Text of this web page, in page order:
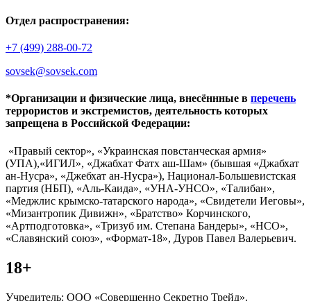
Отдел распространения:
+7 (499) 288-00-72
sovsek@sovsek.com
*Организации и физические лица, внесённные в перечень
террористов и экстремистов, деятельность которых
запрещена в Российской Федерации:
«Правый сектор», «Украинская повстанческая армия»
(УПА),«ИГИЛ», «Джабхат Фатх аш-Шам» (бывшая «Джабхат
ан-Нусра», «Джебхат ан-Нусра»), Национал-Большевистская
партия (НБП), «Аль-Каида», «УНА-УНСО», «Талибан»,
«Меджлис крымско-татарского народа», «Свидетели Иеговы»,
«Мизантропик Дивижн», «Братство» Корчинского,
«Артподготовка», «Тризуб им. Степана Бандеры», «НСО»,
«Славянский союз», «Формат-18», Дуров Павел Валерьевич.
18+
Учредитель: ООО «Совершенно Секретно Трейд».